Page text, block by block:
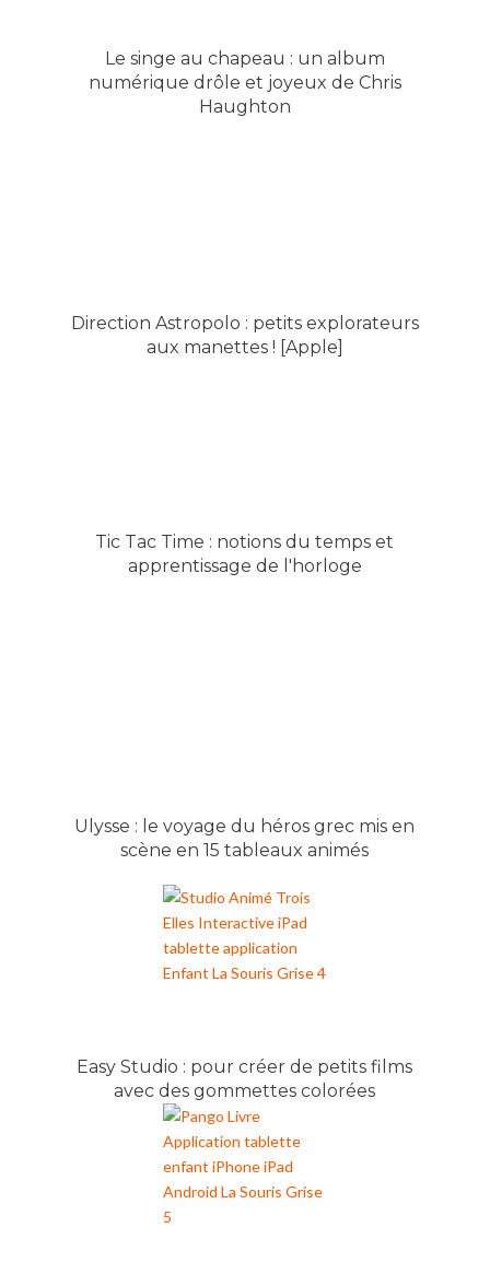
Le singe au chapeau : un album
numérique drôle et joyeux de Chris
Haughton
Direction Astropolo : petits explorateurs
aux manettes ! [Apple]
Tic Tac Time : notions du temps et
apprentissage de l'horloge
Ulysse : le voyage du héros grec mis en
scène en 15 tableaux animés
Easy Studio : pour créer de petits films
avec des gommettes colorées